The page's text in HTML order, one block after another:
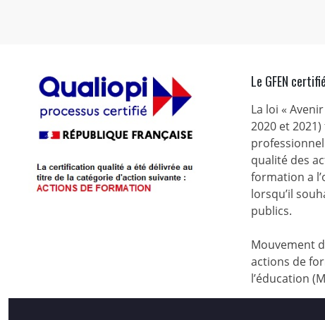
Le GFEN
La loi «
2020 et
qualité des
formation a
lorsqu’il
publics.
Mouvement
actions de
l’éducation